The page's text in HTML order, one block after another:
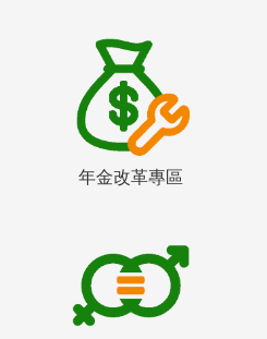
年金改革專區